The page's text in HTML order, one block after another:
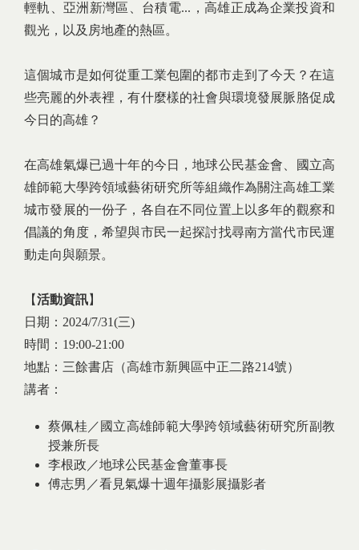
輕軌、亞洲新灣區、台積電...，高雄正成為企業投資和
觀光，以及房地產的熱區。
這個城市是如何從重工業包圍的都市走到了今天？在這
些亮麗的外表裡，有什麼樣的社會與環境發展脈胳促成
今日的高雄？
在高雄氣爆已過十年的今日，地球公民基金會、國立高
雄師範大學跨領域藝術研究所等組織作為關注高雄工業
城市發展的一份子，各自在不同位置上以多年的觀察和
倡議的角度，希望與市民一起探討找尋南方當代市民運
動走向與願景。
【活動資訊】
日期：2024/7/31(三)
時間：19:00-21:00
地點：三餘書店（高雄市新興區中正二路214號）
講者：
蔡佩桂／國立高雄師範大學跨領域藝術研究所副教
授兼所長
李根政／地球公民基金會董事長
傅志男／看見氣爆十週年攝影展攝影者